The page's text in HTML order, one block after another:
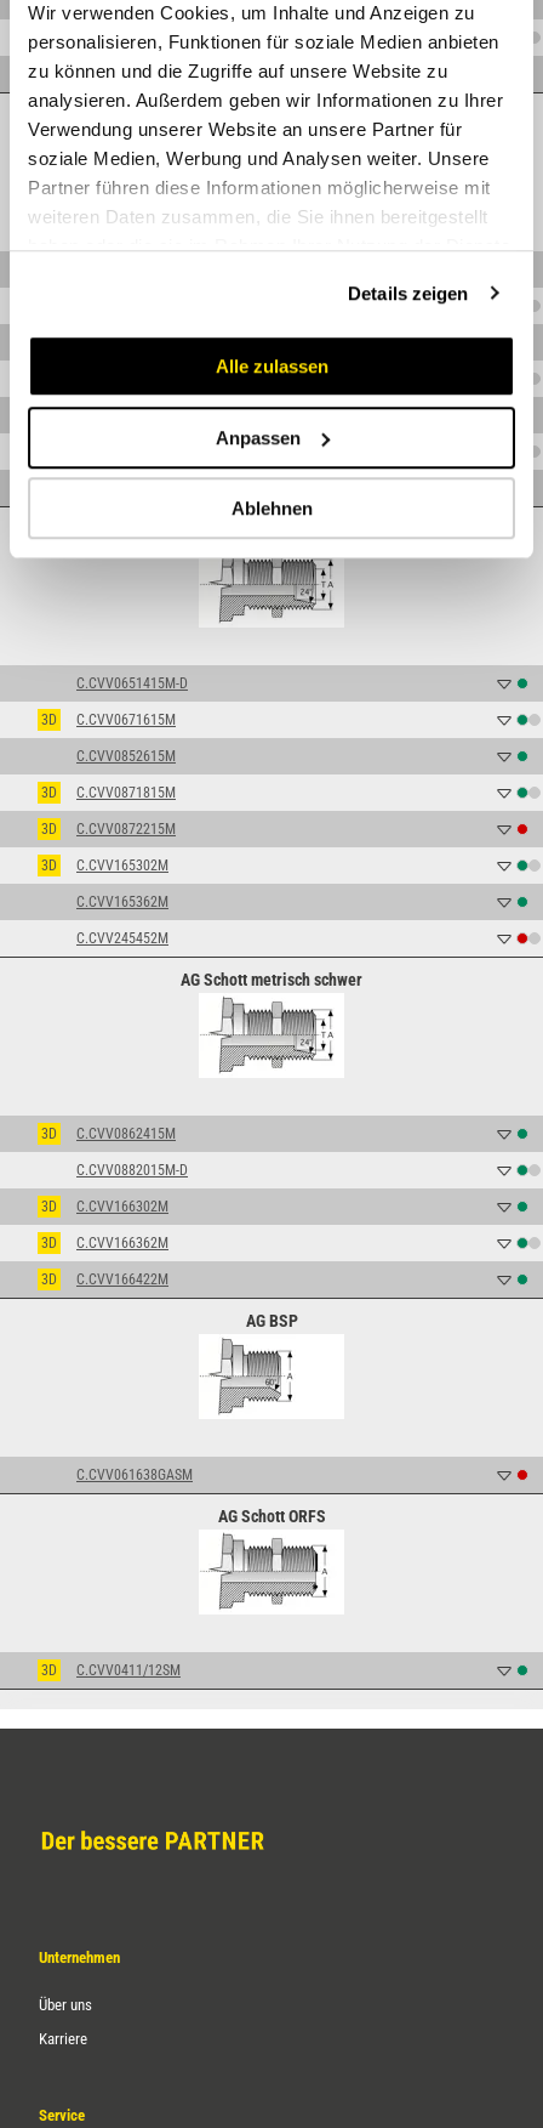
Wir verwenden Cookies, um Inhalte und Anzeigen zu
personalisieren, Funktionen für soziale Medien anbieten
zu können und die Zugriffe auf unsere Website zu
analysieren. Außerdem geben wir Informationen zu Ihrer
Verwendung unserer Website an unsere Partner für
soziale Medien, Werbung und Analysen weiter. Unsere
Partner führen diese Informationen möglicherweise mit
weiteren Daten zusammen, die Sie ihnen bereitgestellt
haben oder die sie im Rahmen Ihrer Nutzung der Dienste
Details zeigen
Alle zulassen
Anpassen
Ablehnen
3D C.CVV162362M
C.CVV242452M
AG metrisch schwer
3D C.CVV0832415M
3D C.CVV163422M
C.CVV0651415M-D
3D C.CVV0671615M
C.CVV0852615M
3D C.CVV0871815M
3D C.CVV0872215M
3D C.CVV165302M
C.CVV165362M
C.CVV245452M
AG Schott metrisch schwer
3D C.CVV0862415M
C.CVV0882015M-D
3D C.CVV166302M
3D C.CVV166362M
3D C.CVV166422M
AG BSP
C.CVV061638GASM
AG Schott ORFS
3D C.CVV0411/12SM
Unternehmen
Über uns
Karriere
Service